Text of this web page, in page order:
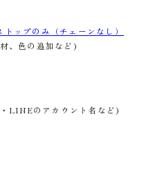
トップのみ（チェーンなし）
、色の追加など)
LINEのアカウント名など)